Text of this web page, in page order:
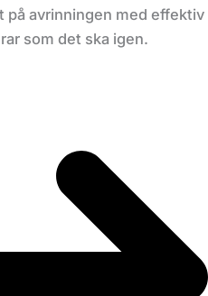
på avrinningen med effektiv
som det ska igen.